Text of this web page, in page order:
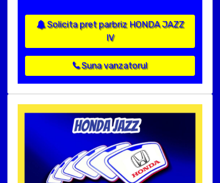
Solicita pret parbriz HONDA JAZZ
IV
Suna vanzatorul